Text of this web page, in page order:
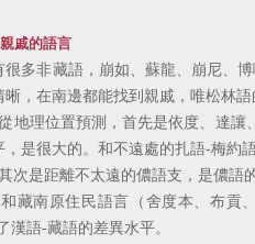
戚的語言
非藏語，崩如、蘇龍、崩尼、
晰，在南邊都能找到親戚，唯松林語
理位置預測，首先是依度、達讓
，是很大的。和不遠處的扎語-梅約
是距離不太遠的儂語支，是儂語的
南原住民語言（舍度本、布貢、
漢語-藏語的差異水平。